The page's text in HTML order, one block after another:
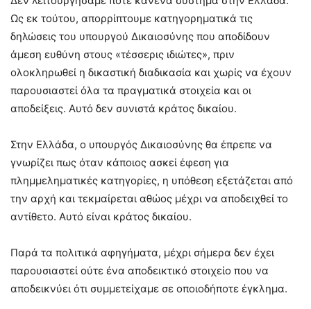
Ως εκ τούτου, απορρίπτουμε κατηγορηματικά τις
δηλώσεις του υπουργού Δικαιοσύνης που αποδίδουν
άμεση ευθύνη στους «τέσσερις ιδιώτες», πριν
ολοκληρωθεί η δικαστική διαδικασία και χωρίς να έχουν
παρουσιαστεί όλα τα πραγματικά στοιχεία και οι
αποδείξεις. Αυτό δεν συνιστά κράτος δικαίου.
Στην Ελλάδα, ο υπουργός Δικαιοσύνης θα έπρεπε να
γνωρίζει πως όταν κάποιος ασκεί έφεση για
πλημμεληματικές κατηγορίες, η υπόθεση εξετάζεται από
την αρχή και τεκμαίρεται αθώος μέχρι να αποδειχθεί το
αντίθετο. Αυτό είναι κράτος δικαίου.
Παρά τα πολιτικά αφηγήματα, μέχρι σήμερα δεν έχει
παρουσιαστεί ούτε ένα αποδεικτικό στοιχείο που να
αποδεικνύει ότι συμμετείχαμε σε οποιοδήποτε έγκλημα.